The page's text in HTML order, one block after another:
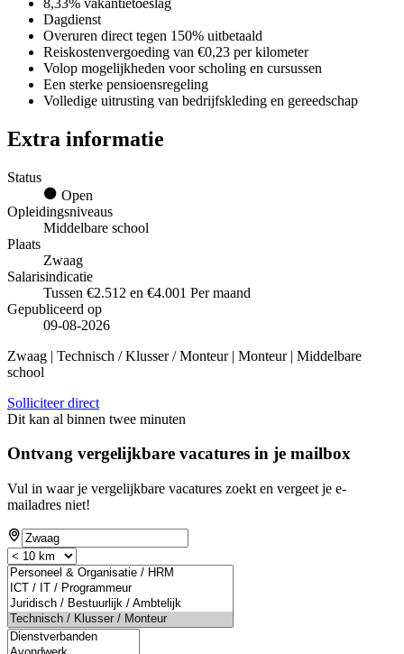
8,33% vakantietoeslag
Dagdienst
Overuren direct tegen 150% uitbetaald
Reiskostenvergoeding van €0,23 per kilometer
Volop mogelijkheden voor scholing en cursussen
Een sterke pensioensregeling
Volledige uitrusting van bedrijfskleding en gereedschap
Extra informatie
Status
Open
Opleidingsniveaus
Middelbare school
Plaats
Zwaag
Salarisindicatie
Tussen €2.512 en €4.001 Per maand
Gepubliceerd op
09-08-2026
Zwaag | Technisch / Klusser / Monteur | Monteur | Middelbare
school
Solliciteer direct
Dit kan al binnen twee minuten
Ontvang vergelijkbare vacatures in je mailbox
Vul in waar je vergelijkbare vacatures zoekt en vergeet je e-
mailadres niet!